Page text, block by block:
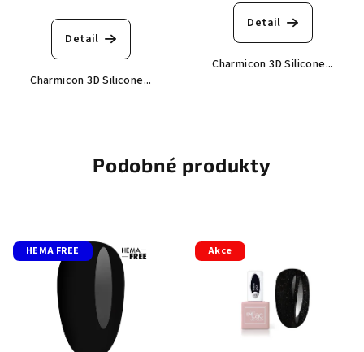
Detail
Charmicon 3D Silicone...
Detail
Charmicon 3D Silicone...
Podobné produkty
HEMA FREE Akce